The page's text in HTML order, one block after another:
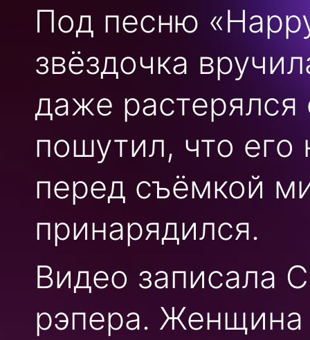
Под песню
звёздочка
даже растерялся
пошутил, что
перед съёмкой
принарядился.
Видео записала
рэпера. Женщина